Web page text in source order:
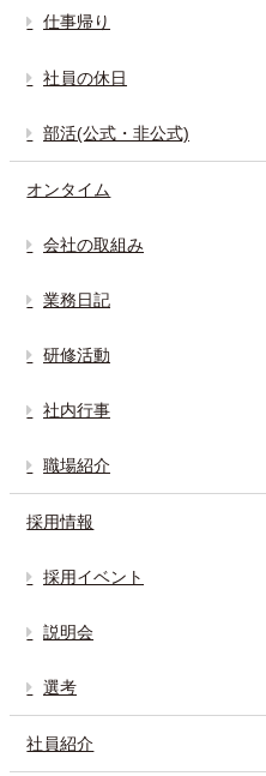
仕事帰り
社員の休日
部活(公式・非公式)
オンタイム
会社の取組み
業務日記
研修活動
社内行事
職場紹介
採用情報
採用イベント
説明会
選考
社員紹介